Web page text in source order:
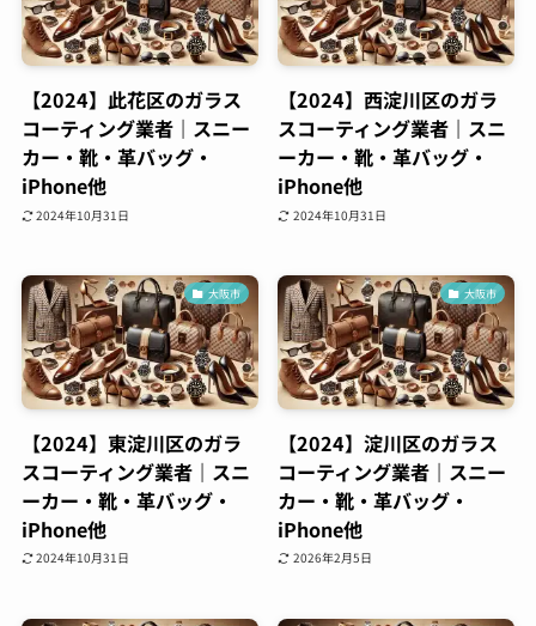
【2024】此花区のガラス
コーティング業者｜スニー
カー・靴・革バッグ・
iPhone他
2024年10月31日
【2024】西淀川区のガラ
スコーティング業者｜スニ
ーカー・靴・革バッグ・
iPhone他
2024年10月31日
大阪市
【2024】東淀川区のガラ
スコーティング業者｜スニ
ーカー・靴・革バッグ・
iPhone他
2024年10月31日
大阪市
【2024】淀川区のガラス
コーティング業者｜スニー
カー・靴・革バッグ・
iPhone他
2026年2月5日